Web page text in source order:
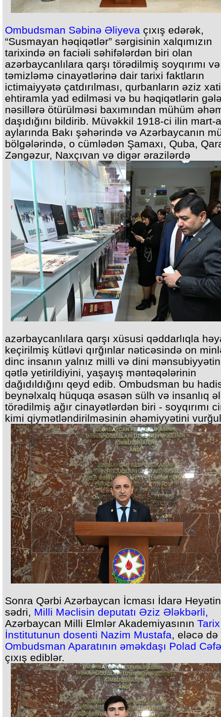
Ombudsman Səbinə Əliyeva çıxış edərək,
“Susmayan həqiqətlər” sərgisinin xalqımızın
tarixində ən faciəli səhifələrdən biri olan
azərbaycanlılara qarşı törədilmiş soyqırımı
təmizləmə cinayətlərinə dair tarixi faktların
ictimaiyyətə çatdırılması, qurbanların əziz
ehtiramla yad edilməsi və bu həqiqətlərin
nəsillərə ötürülməsi baxımından mühüm
daşıdığını bildirib. Müvəkkil 1918-ci ilin mart-
aylarında Bakı şəhərində və Azərbaycanın
bölgələrində, o cümlədən Şamaxı, Quba,
Zəngəzur, Naxçıvan və digər ərazilərdə
azərbaycanlılara qarşı xüsusi qəddarlıqla
keçirilmiş kütləvi qırğınlar nəticəsində on
dinc insanın yalnız milli və dini
qətlə yetirildiyini, yaşayış məntəqələrinin
dağıdıldığını qeyd edib. Ombudsman bu
beynəlxalq hüquqa əsasən sülh və insanlıq
törədilmiş ağır cinayətlərdən biri - soyqırımı
kimi qiymətləndirilməsinin əhəmiyyətini
Sonra Qərbi Azərbaycan İcması İdarə
sədri, Milli Məclisin deputatı Əziz Ələkbərli,
Azərbaycan Milli Elmlər Akademiyasının Tarix
İnstitutunun dosenti Nazim Mustafa, eləcə də
Ombudsman Aparatının əməkdaşı Polad
çıxış ediblər.